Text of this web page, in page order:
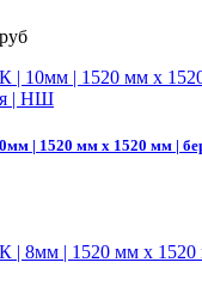
| 1520 мм х 1520 мм |